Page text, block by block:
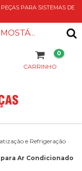
PARA SISTEMAS DE
VÁLVULA DE EXPANSÃO TERMOSTÁTICA LG PARA AR CONDICIONADO - 5220A90003C
CARRINHO
0
e Refrigeração
Ar Condicionado